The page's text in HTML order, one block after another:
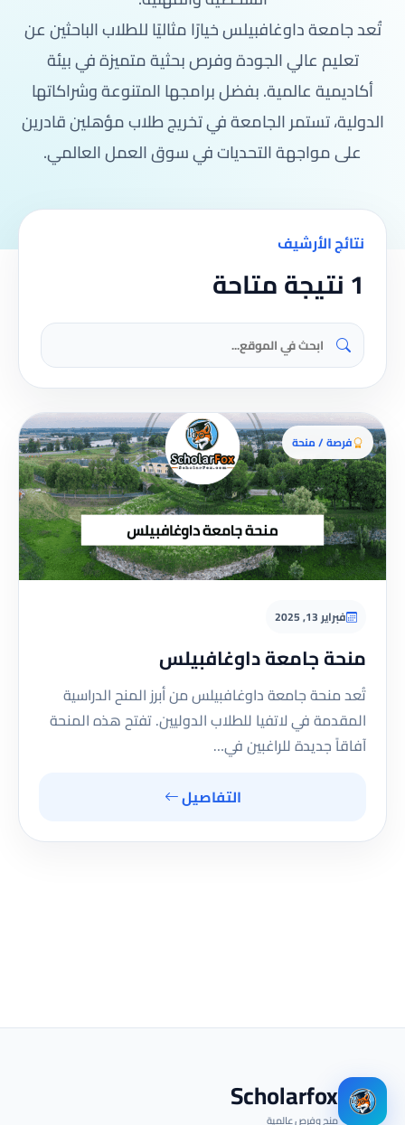
تُعد جامعة داوغافبيلس خيارًا مثاليًا للطلاب الباحثين عن
تعليم عالي الجودة وفرص بحثية متميزة في بيئة
أكاديمية عالمية. بفضل برامجها المتنوعة وشراكاتها
الدولية، تستمر الجامعة في تخريج طلاب مؤهلين قادرين
على مواجهة التحديات في سوق العمل العالمي.
نتائج الأرشيف
1 نتيجة متاحة
فرصة / منحة
فبراير 13, 2025
منحة جامعة داوغافبيلس
تُعد منحة جامعة داوغافبيلس من أبرز المنح الدراسية
المقدمة في لاتفيا للطلاب الدوليين. تفتح هذه المنحة
آفاقاً جديدة للراغبين في…
التفاصيل
Scholarfox
منح وفرص عالمية